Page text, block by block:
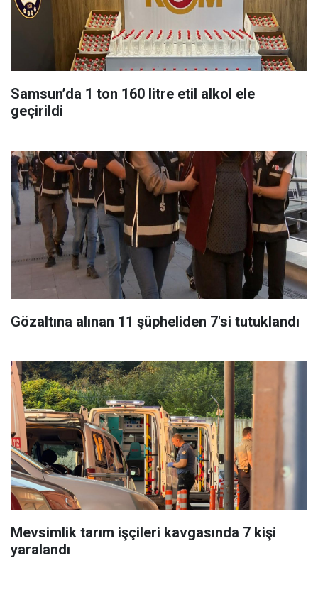
Samsun’da 1 ton 160 litre etil alkol ele
geçirildi
Gözaltına alınan 11 şüpheliden 7'si tutuklandı
Mevsimlik tarım işçileri kavgasında 7 kişi
yaralandı